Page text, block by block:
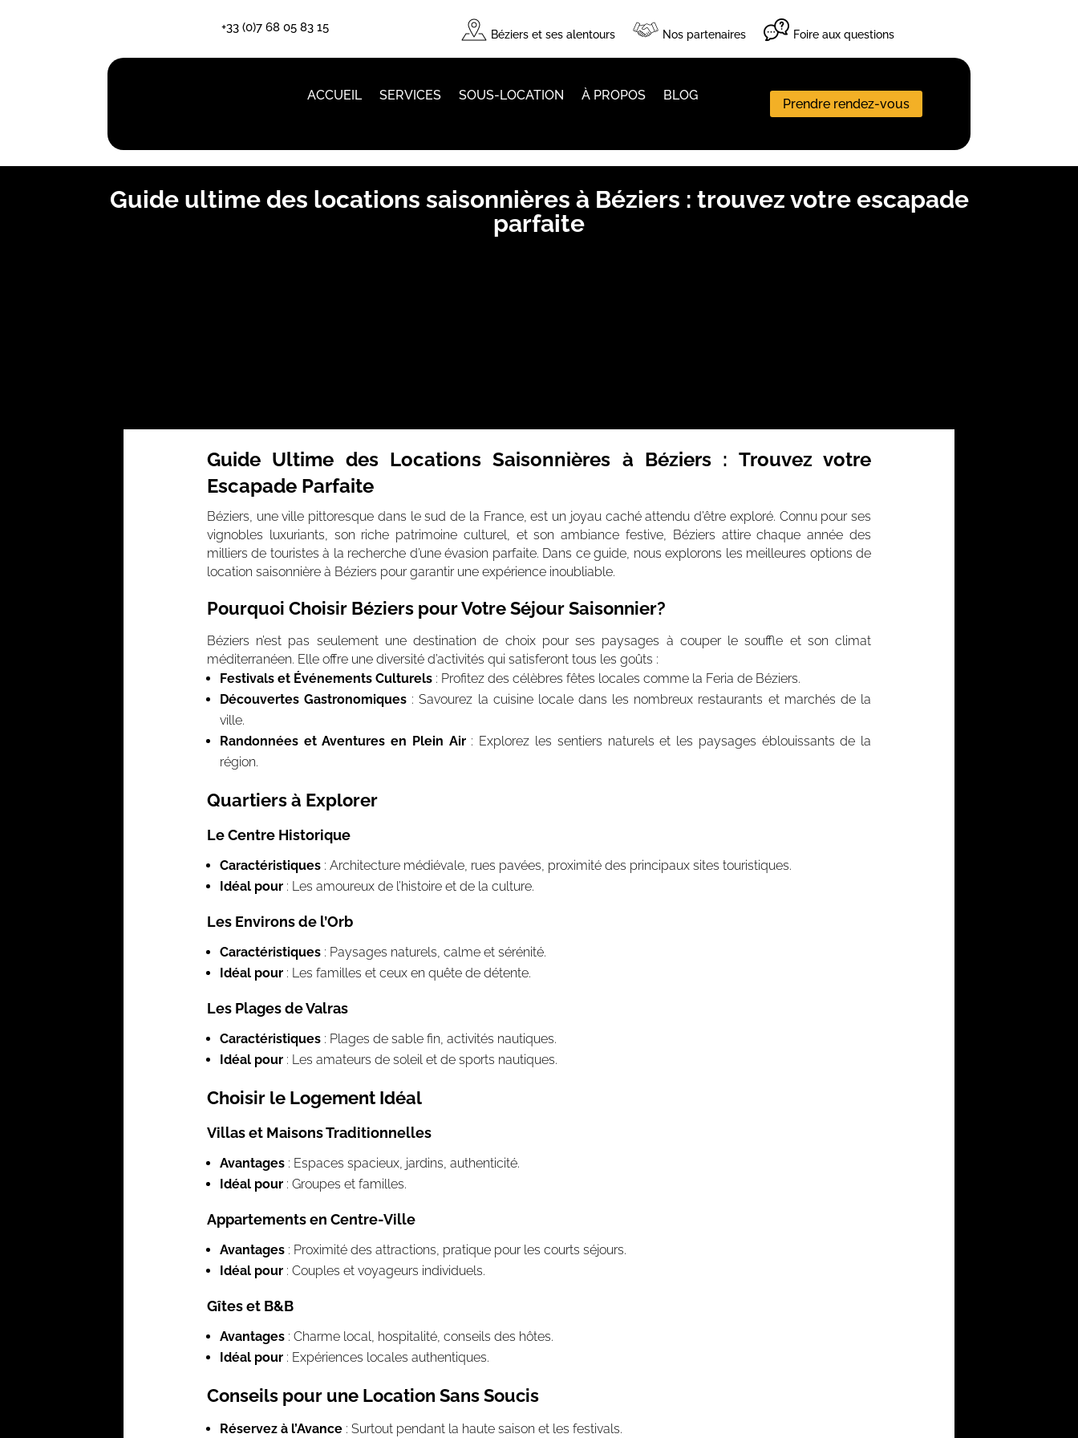
+33 (0)7 68 05 83 15 Béziers et ses alentours Nos partenaires Foire aux questions
ACCUEIL SERVICES SOUS-LOCATION À PROPOS BLOG
Prendre rendez-vous
Guide ultime des locations saisonnières à Béziers : trouvez votre escapade
parfaite
Guide Ultime des Locations Saisonnières à Béziers : Trouvez votre
Escapade Parfaite
Béziers, une ville pittoresque dans le sud de la France, est un joyau caché attendu d’être exploré. Connu pour ses
vignobles luxuriants, son riche patrimoine culturel, et son ambiance festive, Béziers attire chaque année des
milliers de touristes à la recherche d’une évasion parfaite. Dans ce guide, nous explorons les meilleures options de
location saisonnière à Béziers pour garantir une expérience inoubliable.
Pourquoi Choisir Béziers pour Votre Séjour Saisonnier?
Béziers n’est pas seulement une destination de choix pour ses paysages à couper le souffle et son climat
méditerranéen. Elle offre une diversité d’activités qui satisferont tous les goûts :
Festivals et Événements Culturels: Profitez des célèbres fêtes locales comme la Feria de Béziers.
Découvertes Gastronomiques : Savourez la cuisine locale dans les nombreux restaurants et marchés de la
ville.
Randonnées et Aventures en Plein Air: Explorez les sentiers naturels et les paysages éblouissants de la
région.
Quartiers à Explorer
Le Centre Historique
Caractéristiques: Architecture médiévale, rues pavées, proximité des principaux sites touristiques.
Idéal pour: Les amoureux de l’histoire et de la culture.
Les Environs de l’Orb
Caractéristiques: Paysages naturels, calme et sérénité.
Idéal pour: Les familles et ceux en quête de détente.
Les Plages de Valras
Caractéristiques: Plages de sable fin, activités nautiques.
Idéal pour: Les amateurs de soleil et de sports nautiques.
Choisir le Logement Idéal
Villas et Maisons Traditionnelles
Avantages: Espaces spacieux, jardins, authenticité.
Idéal pour: Groupes et familles.
Appartements en Centre-Ville
Avantages: Proximité des attractions, pratique pour les courts séjours.
Idéal pour: Couples et voyageurs individuels.
Gîtes et B&B
Avantages: Charme local, hospitalité, conseils des hôtes.
Idéal pour: Expériences locales authentiques.
Conseils pour une Location Sans Soucis
Réservez à l’Avance: Surtout pendant la haute saison et les festivals.